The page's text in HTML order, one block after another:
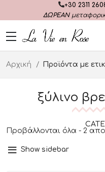
+30 2311
ΔΩΡΕΑΝ
Αρχική Προϊόντα με
ξύλινο
Προβάλλονται όλα - 2
Show sidebar